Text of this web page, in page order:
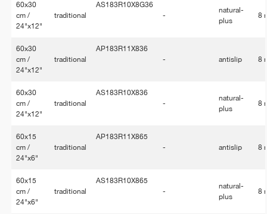
60x30
cm /
24"x12"
traditional
AS183R10X8G36
-
natural-
plus
8
60x30
cm /
24"x12"
traditional
AP183R11X836
-
antislip 8
60x30
cm /
24"x12"
traditional
AS183R10X836
-
natural-
plus
8
60x15
cm /
24"x6"
traditional
AP183R11X865
-
antislip 8
60x15
cm /
24"x6"
traditional
AS183R10X865
-
natural-
plus
8